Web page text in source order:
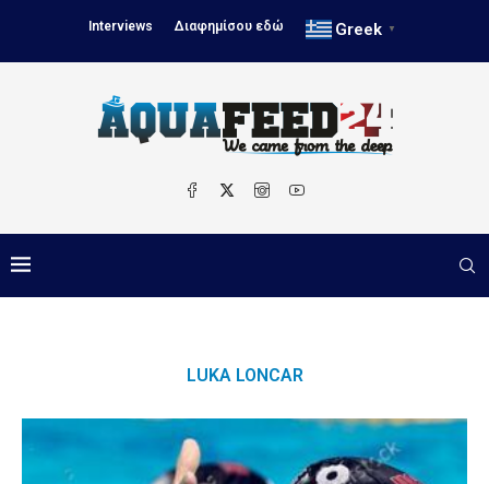
Interviews Διαφημίσου εδώ Greek ▼
LUKA LONCAR